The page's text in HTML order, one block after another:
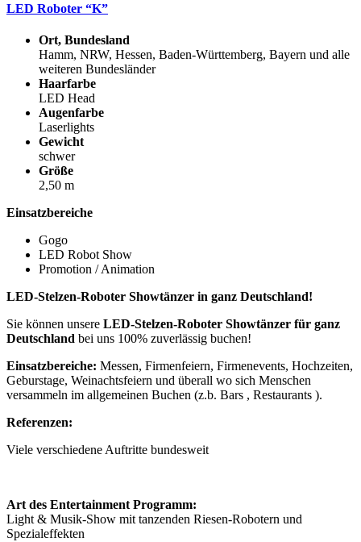
LED Roboter “K”
Ort, Bundesland
Hamm, NRW, Hessen, Baden-Württemberg, Bayern und alle
weiteren Bundesländer
Haarfarbe
LED Head
Augenfarbe
Laserlights
Gewicht
schwer
Größe
2,50 m
Einsatzbereiche
Gogo
LED Robot Show
Promotion / Animation
LED-Stelzen-Roboter Showtänzer in ganz Deutschland!
Sie können unsere LED-Stelzen-Roboter Showtänzer für ganz
Deutschland bei uns 100% zuverlässig buchen!
Einsatzbereiche: Messen, Firmenfeiern, Firmenevents, Hochzeiten,
Geburstage, Weinachtsfeiern und überall wo sich Menschen
versammeln im allgemeinen Buchen (z.b. Bars , Restaurants ).
Referenzen:
Viele verschiedene Auftritte bundesweit
Art des Entertainment Programm:
Light & Musik-Show mit tanzenden Riesen-Robotern und
Spezialeffekten